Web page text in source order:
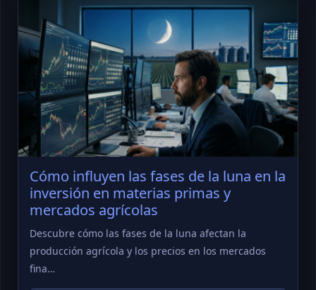
Cómo influyen las fases de la luna en la
inversión en materias primas y
mercados agrícolas
Descubre cómo las fases de la luna afectan la
producción agrícola y los precios en los mercados
fina…